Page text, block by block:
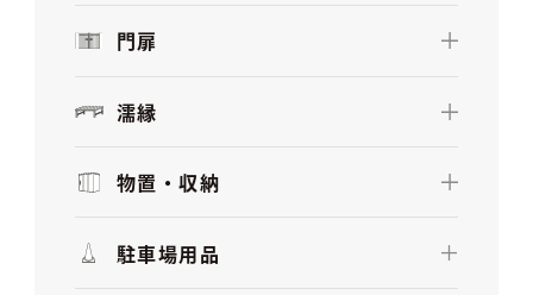
門扉
濡縁
物置・収納
駐車場用品